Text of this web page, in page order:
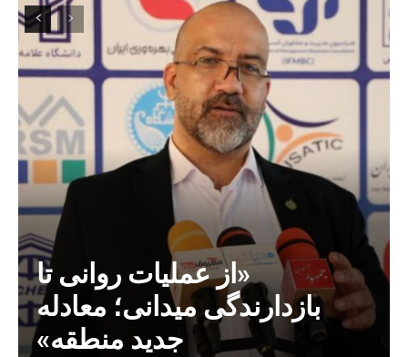
«از عملیات روانی تا
بازدارندگی میدانی؛ معادله
جدید منطقه»